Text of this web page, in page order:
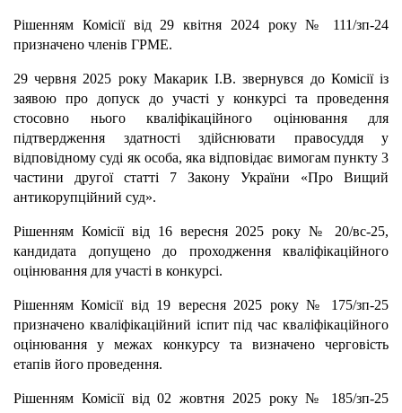
Рішенням Комісії від 29 квітня 2024 року № 111/зп-24
призначено членів ГРМЕ.
29 червня 2025 року Макарик І.В. звернувся до Комісії із
заявою про допуск до участі у конкурсі та проведення
стосовно нього кваліфікаційного оцінювання для
підтвердження здатності здійснювати правосуддя у
відповідному суді як особа, яка відповідає вимогам пункту 3
частини другої статті 7 Закону України «Про Вищий
антикорупційний суд».
Рішенням Комісії від 16 вересня 2025 року № 20/вс-25,
кандидата допущено до проходження кваліфікаційного
оцінювання для участі в конкурсі.
Рішенням Комісії від 19 вересня 2025 року № 175/зп-25
призначено кваліфікаційний іспит під час кваліфікаційного
оцінювання у межах конкурсу та визначено черговість
етапів його проведення.
Рішенням Комісії від 02 жовтня 2025 року № 185/зп-25